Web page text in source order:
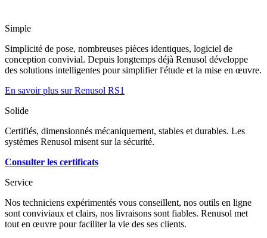
Simple
Simplicité de pose, nombreuses pièces identiques, logiciel de
conception convivial. Depuis longtemps déjà Renusol développe
des solutions intelligentes pour simplifier l'étude et la mise en œuvre.
En savoir plus sur Renusol RS1
Solide
Certifiés, dimensionnés mécaniquement, stables et durables. Les
systèmes Renusol misent sur la sécurité.
Consulter les certificats
Service
Nos techniciens expérimentés vous conseillent, nos outils en ligne
sont conviviaux et clairs, nos livraisons sont fiables. Renusol met
tout en œuvre pour faciliter la vie des ses clients.